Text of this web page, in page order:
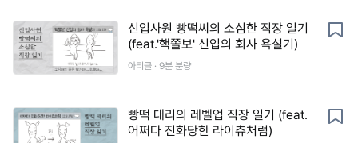
신입사원 빵떡씨의 소심한 직장 일기
(feat.'핵쫄보' 신입의 회사 욕설기)
아티클 · 9분 분량
빵떡 대리의 레벨업 직장 일기 (feat.
어쩌다 진화당한 라이츄처럼)